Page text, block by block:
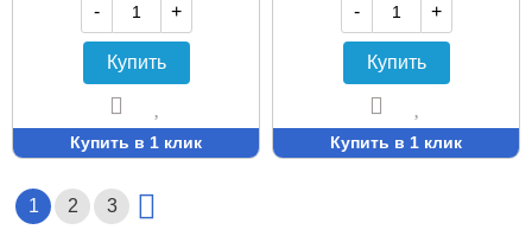
-
+
Купить
Купить в 1 клик
-
+
Купить
Купить в 1 клик
1 2 3